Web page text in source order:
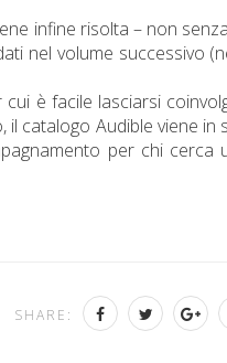
infine risolta – non
nel volume successivo
è facile lasciarsi
il catalogo Audible viene in
per chi cerca
SHARE: